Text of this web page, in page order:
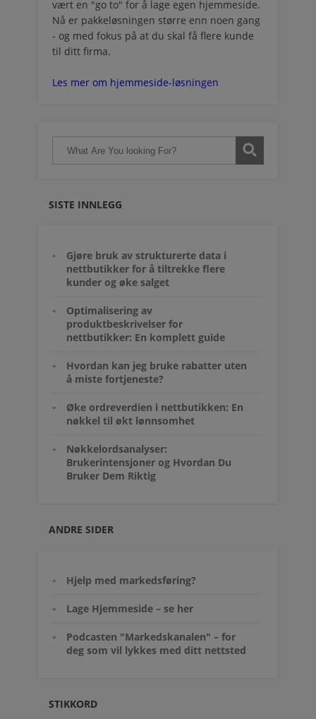
vært en "go to" for å lage egen hjemmeside.
Nå er pakkeløsningen større enn noen gang
- og med fokus på at du skal få flere kunde
til ditt firma.
Les mer om hjemmeside-løsningen
SISTE INNLEGG
Gjøre bruk av strukturerte data i
nettbutikker for å tiltrekke flere
kunder og øke salget
Optimalisering av
produktbeskrivelser for
nettbutikker: En komplett guide
Hvordan kan jeg bruke rabatter uten
å miste fortjeneste?
Øke ordreverdien i nettbutikken: En
nøkkel til økt lønnsomhet
Nøkkelordsanalyser:
Brukerintensjoner og Hvordan Du
Bruker Dem Riktig
ANDRE SIDER
Hjelp med markedsføring?
Lage Hjemmeside – se her
Podcasten "Markedskanalen" – for
deg som vil lykkes med ditt nettsted
STIKKORD